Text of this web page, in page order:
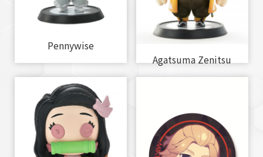
Pennywise
Agatsuma Zenitsu